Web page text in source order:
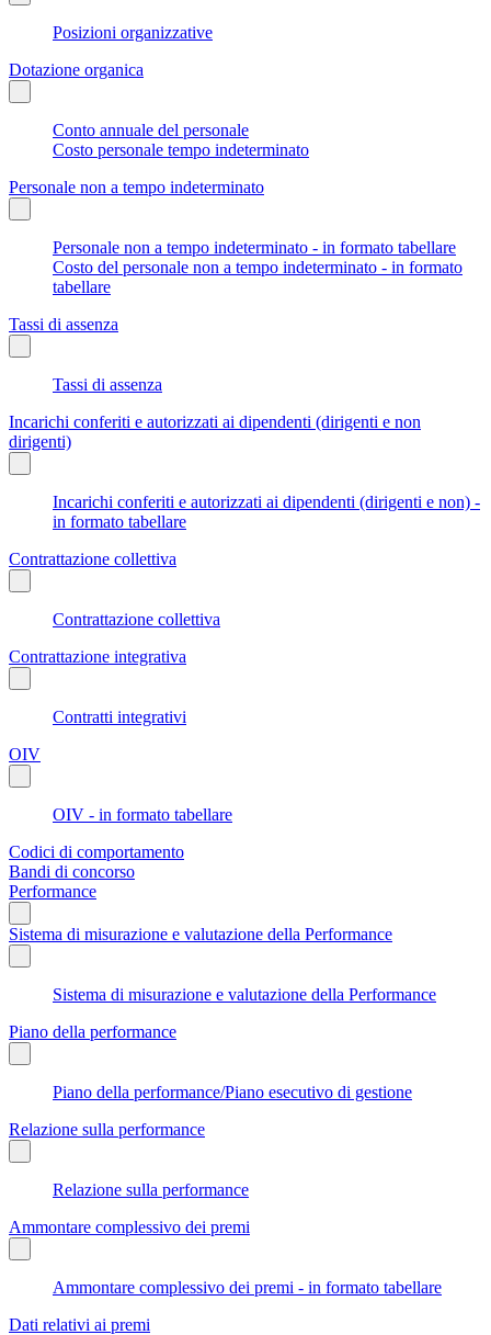
Posizioni organizzative
Dotazione organica
Conto annuale del personale
Costo personale tempo indeterminato
Personale non a tempo indeterminato
Personale non a tempo indeterminato - in formato tabellare
Costo del personale non a tempo indeterminato - in formato
tabellare
Tassi di assenza
Tassi di assenza
Incarichi conferiti e autorizzati ai dipendenti (dirigenti e non
dirigenti)
Incarichi conferiti e autorizzati ai dipendenti (dirigenti e non) -
in formato tabellare
Contrattazione collettiva
Contrattazione collettiva
Contrattazione integrativa
Contratti integrativi
OIV
OIV - in formato tabellare
Codici di comportamento
Bandi di concorso
Performance
Sistema di misurazione e valutazione della Performance
Sistema di misurazione e valutazione della Performance
Piano della performance
Piano della performance/Piano esecutivo di gestione
Relazione sulla performance
Relazione sulla performance
Ammontare complessivo dei premi
Ammontare complessivo dei premi - in formato tabellare
Dati relativi ai premi